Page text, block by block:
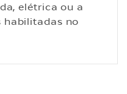
elétrica ou a
habilitadas no